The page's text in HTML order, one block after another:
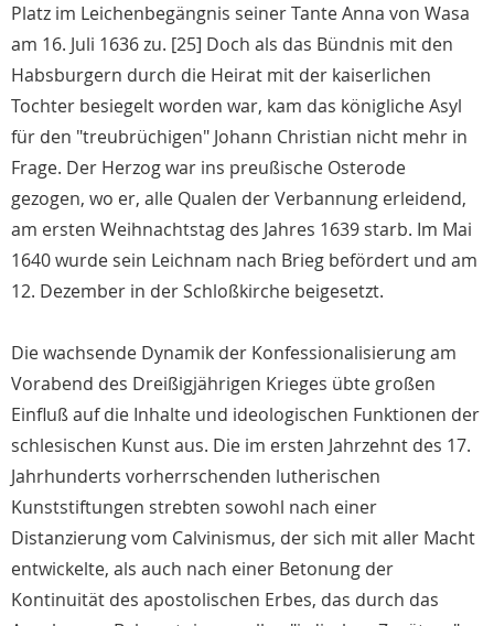
Platz im Leichenbegängnis seiner Tante Anna von Wasa
am 16. Juli 1636 zu. [25] Doch als das Bündnis mit den
Habsburgern durch die Heirat mit der kaiserlichen
Tochter besiegelt worden war, kam das königliche Asyl
für den "treubrüchigen" Johann Christian nicht mehr in
Frage. Der Herzog war ins preußische Osterode
gezogen, wo er, alle Qualen der Verbannung erleidend,
am ersten Weihnachtstag des Jahres 1639 starb. Im Mai
1640 wurde sein Leichnam nach Brieg befördert und am
12. Dezember in der Schloßkirche beigesetzt.
Die wachsende Dynamik der Konfessionalisierung am
Vorabend des Dreißigjährigen Krieges übte großen
Einfluß auf die Inhalte und ideologischen Funktionen der
schlesischen Kunst aus. Die im ersten Jahrzehnt des 17.
Jahrhunderts vorherrschenden lutherischen
Kunststiftungen strebten sowohl nach einer
Distanzierung vom Calvinismus, der sich mit aller Macht
entwickelte, als auch nach einer Betonung der
Kontinuität des apostolischen Erbes, das durch das